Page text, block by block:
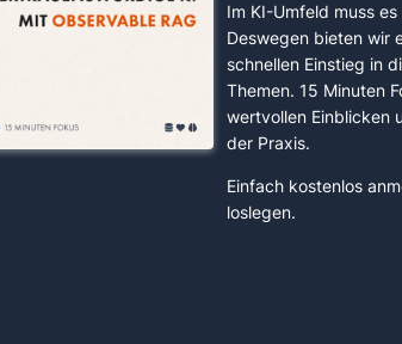
Im KI-Umfeld muss
Deswegen bieten wir
schnellen Einstieg in
Themen. 15 Minuten
wertvollen Einblicken
der Praxis.
Einfach kostenlos
loslegen.